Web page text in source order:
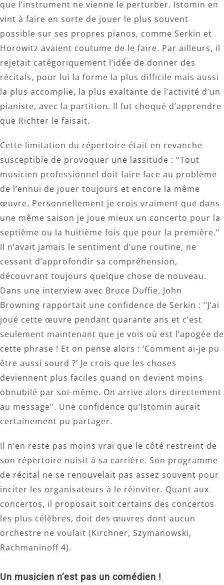
que l’instrument ne vienne le perturber. Istomin en
vint à faire en sorte de jouer le plus souvent
possible sur ses propres pianos, comme Serkin et
Horowitz avaient coutume de le faire. Par ailleurs, il
rejetait catégoriquement l’idée de donner des
récitals, pour lui la forme la plus difficile mais aussi
la plus accomplie, la plus exaltante de l’activité d’un
pianiste, avec la partition. Il fut choqué d’apprendre
que Richter le faisait.
Cette limitation du répertoire était en revanche
susceptible de provoquer une lassitude : ‘’Tout
musicien professionnel doit faire face au problème
de l’ennui de jouer toujours et encore la même
œuvre. Personnellement je crois vraiment que dans
une même saison je joue mieux un concerto pour la
septième ou la huitième fois que pour la première.’’
Il n’avait jamais le sentiment d’une routine, ne
cessant d’approfondir sa compréhension,
découvrant toujours quelque chose de nouveau.
Dans une interview avec Bruce Duffie, John
Browning rapportait une confidence de Serkin : ‘’J’ai
joué cette œuvre pendant quarante ans et c’est
seulement maintenant que je vois où est l’apogée de
cette phrase ! Et on pense alors : ’Comment ai-je pu
être aussi sourd ?’ Je crois que les choses
deviennent plus faciles quand on devient moins
obnubilé par soi-même. On arrive alors directement
au message’’. Une confidence qu’Istomin aurait
certainement pu partager.
Il n’en reste pas moins vrai que le côté restreint de
son répertoire nuisit à sa carrière. Son programme
de récital ne se renouvelait pas assez souvent pour
inciter les organisateurs à le réinviter. Quant aux
concertos, il proposait soit certains des concertos
les plus célèbres, doit des œuvres dont aucun
orchestre ne voulait (Kirchner, Szymanowski,
Rachmaninoff 4).
Un musicien n’est pas un comédien !